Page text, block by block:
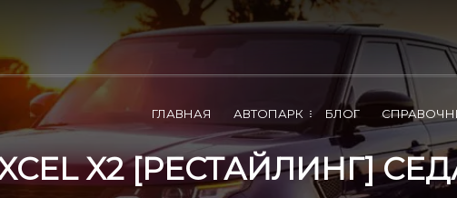
ГЛАВНАЯ АВТОПАРК БЛОГ
X2 [РЕСТАЙЛИНГ]